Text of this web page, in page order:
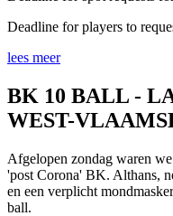
Deadline for players to
lees meer
BK 10 BALL -
WEST-
Afgelopen zondag waren
'post Corona' BK. Althans,
en een verplicht
ball.